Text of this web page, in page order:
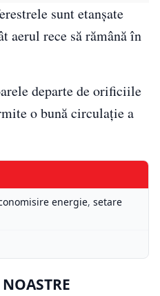
sunt etanșate
aerul rece să rămână în
departe de orificiile
o bună circulație a
energie, setare